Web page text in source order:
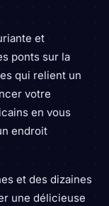
et
ponts sur la
qui relient un
votre
en vous
endroit
et des dizaines
une délicieuse